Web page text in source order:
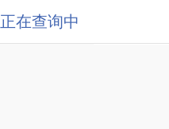
正在查询中